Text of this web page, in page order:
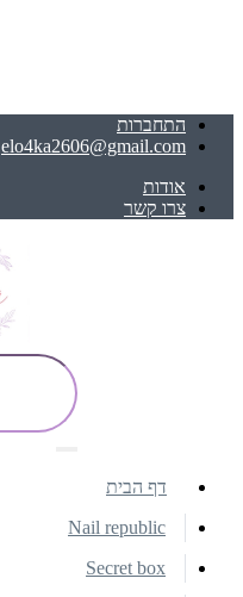
התחברות
elo4ka2606@gmail.com
אודות
צרו קשר
דף הבית
Nail republic
Secret box